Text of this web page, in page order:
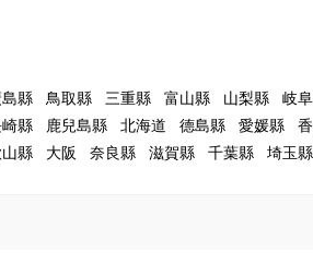
島縣 鳥取縣 三重縣 富山縣 山梨縣 岐
縣 鹿兒島縣 北海道 德島縣 愛媛縣
縣 大阪 奈良縣 滋賀縣 千葉縣 埼玉縣